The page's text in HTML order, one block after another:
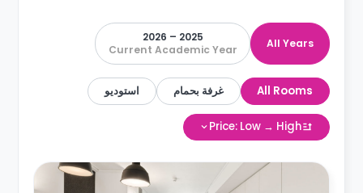
All Years
2025 – 2026
Current Academic Year
All Rooms غرفة بحمام استوديو
Price: Low → High